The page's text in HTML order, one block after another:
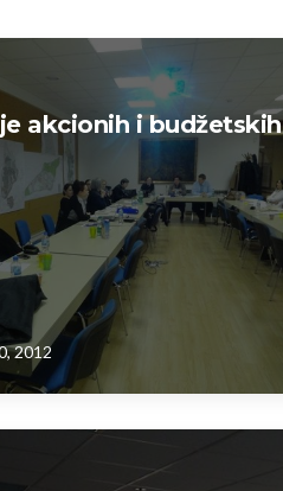
akcionih i budžetskih
2012